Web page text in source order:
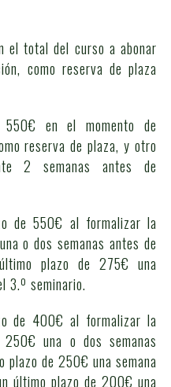
el total del curso a abonar
como reserva de plaza
en el momento de
reserva de plaza, y otro
2 semanas antes de
de 550€ al formalizar la
o dos semanas antes de
plazo de 275€ una
3.º seminario.
de 400€ al formalizar la
una o dos semanas
plazo de 250€ una semana
último plazo de 200€ una